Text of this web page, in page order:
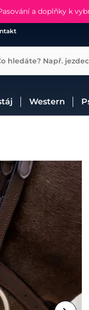
SLEVA 13% na
😮 CRAZY
a doplňky k
hledáte? Např.
Western